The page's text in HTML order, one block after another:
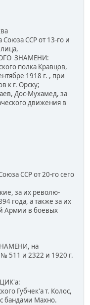
ССР от 13-го и
ЗНАМЕНИ:
полка Кравцов,
1918 г. , при
к г. Орску;
Дос-Мухамед, за
движения в
ССР от 20-го сего
за их револю­
года, а также за их
Армии в боевых
на
511 и 2322 и 1920 г.
Губчек'а т. Колос,
бандами Махно.